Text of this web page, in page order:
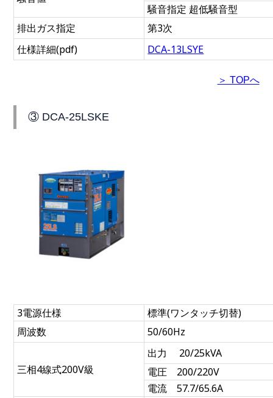
騒音指定 超低騒音型
排出ガス指定
第3次
仕様詳細(pdf)
DCA-13LSYE
＞ TOPへ
③ DCA-25LSKE
3電源仕様
標準(ワンタッチ切替)
周波数
50/60Hz
三相4線式200V級
出力 20/25kVA
電圧 200/220V
電流 57.7/65.6A